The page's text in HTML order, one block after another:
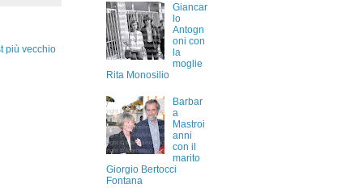
più vecchio
Giancar
lo
Antogn
oni con
la
moglie
Rita Monosilio
Barbar
a
Mastroi
anni
con il
marito
Giorgio Bertocci
Fontana